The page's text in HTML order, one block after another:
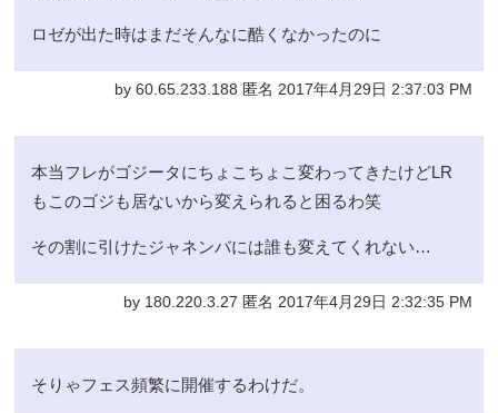
ロゼが出た時はまだそんなに酷くなかったのに
by 60.65.233.188 匿名 2017年4月29日 2:37:03 PM
本当フレがゴジータにちょこちょこ変わってきたけどLR
もこのゴジも居ないから変えられると困るわ笑
その割に引けたジャネンバには誰も変えてくれない…
by 180.220.3.27 匿名 2017年4月29日 2:32:35 PM
そりゃフェス頻繁に開催するわけだ。